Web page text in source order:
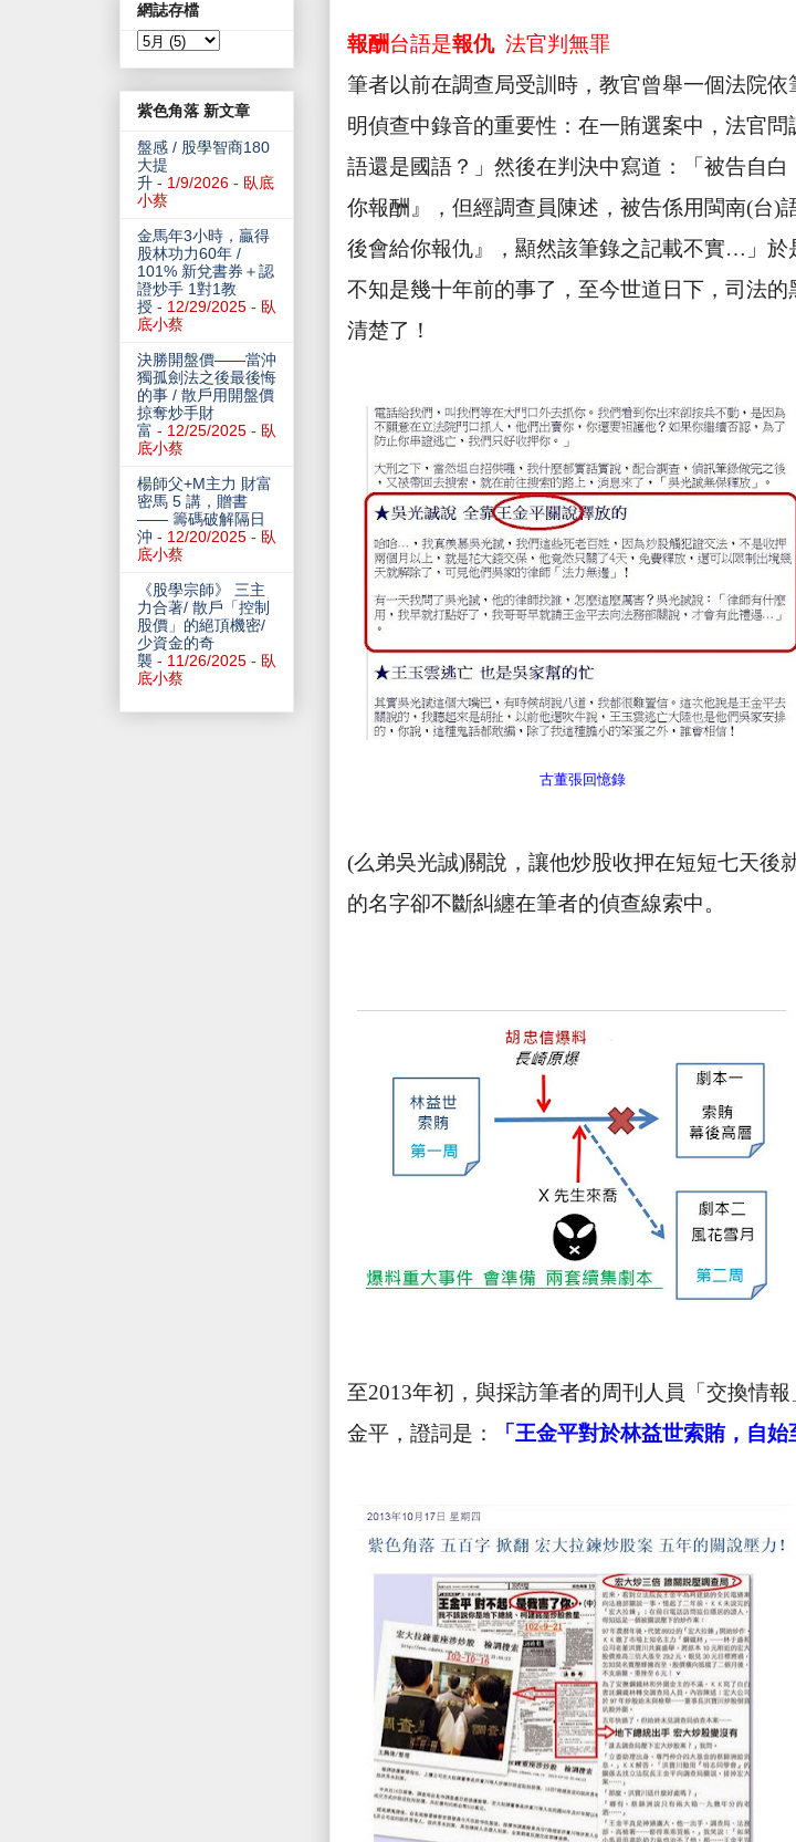
報酬台語是報仇 法官判無罪
筆者以前在調查局受訓時，教官曾舉一個法院
明偵查中錄音的重要性：在一賄選案中，法官
語還是國語？」然後在判決中寫道：「被告自
你報酬』，但經調查員陳述，被告係用閩南(台)
後會給你報仇』，顯然該筆錄之記載不實…」於
不知是幾十年前的事了，至今世道日下，司法
清楚了！
古董張回憶錄
(么弟吳光誠)關說，讓他炒股收押在短短七天後
的名字卻不斷糾纏在筆者的偵查線索中。
至2013年初，與採訪筆者的周刊人員「交換情
金平，證詞是：
「王金平對於林益世索賄，自始
網誌存檔
紫色角落 新文章
盤感 / 股學智商180
大提
升 - 1/9/2026 - 臥底
小蔡
金馬年3小時，贏得
股林功力60年 /
101% 新兌書券＋認
證炒手 1對1教
授 - 12/29/2025 - 臥
底小蔡
決勝開盤價——當沖
獨孤劍法之後最後悔
的事 / 散戶用開盤價
掠奪炒手財
富 - 12/25/2025 - 臥
底小蔡
楊師父+M主力 財富
密馬 5 講，贈書
—— 籌碼破解隔日
沖 - 12/20/2025 - 臥
底小蔡
《股學宗師》 三主
力合著/ 散戶「控制
股價」的絕頂機密/
少資金的奇
襲 - 11/26/2025 - 臥
底小蔡